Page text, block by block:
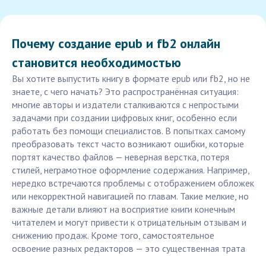
Почему создание epub и fb2 онлайн
становится необходимостью
Вы хотите выпустить книгу в формате epub или fb2, но не
знаете, с чего начать? Это распространённая ситуация:
многие авторы и издатели сталкиваются с непростыми
задачами при создании цифровых книг, особенно если
работать без помощи специалистов. В попытках самому
преобразовать текст часто возникают ошибки, которые
портят качество файлов — неверная верстка, потеря
стилей, неграмотное оформление содержания. Например,
нередко встречаются проблемы с отображением обложек
или некорректной навигацией по главам. Такие мелкие, но
важные детали влияют на восприятие книги конечным
читателем и могут привести к отрицательным отзывам и
снижению продаж. Кроме того, самостоятельное
освоение разных редакторов — это существенная трата